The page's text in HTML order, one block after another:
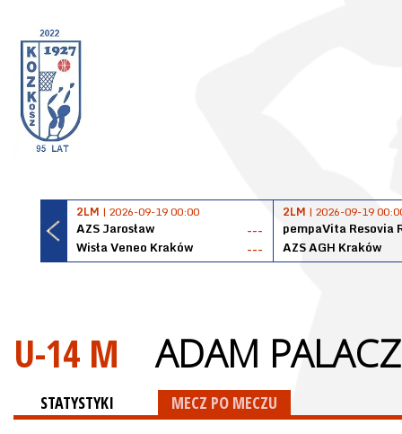
2LM | 2026-09-19 00:00
AZS Jarosław
---
Wisła Veneo Kraków
---
2LM | 2026-09-19
pempaVita Resovia
AZS AGH Kraków
U-14 M ADAM PALACZ
STATYSTYKI MECZ PO MECZU